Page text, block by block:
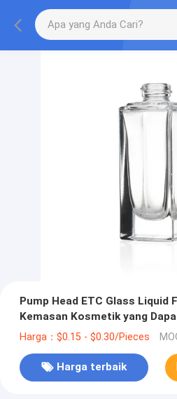
Pump Head ETC Glass
Kemasan Kosmetik yang
Harga：$0.15 - $0.30/Pieces
Harga terbaik